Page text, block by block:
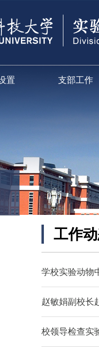
置 支部工作
工作
学校实验动物
赵敏娟副校长
校领导检查实